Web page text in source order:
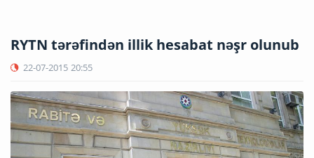
RYTN tərəfindən illik hesabat nəşr olunub
22-07-2015 20:55